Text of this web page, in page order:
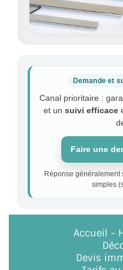
Demande et
Canal prioritaire :
et un suivi efficace
Faire une
Réponse généralement
simples
Accueil -
Devis